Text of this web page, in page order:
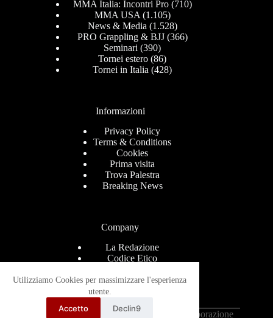
Utilizziamo Cookies per massimizzare l'esperienza
utente.
Accetto Declin9
MMA Italia: Incontri Pro(710)
MMA USA (1.105)
News & Media (1.528)
PRO Grappling & BJJ(366)
Seminari (390)
Tornei estero (86)
Tornei in Italia (428)
Informazioni
Privacy Policy
Terms & Conditions
Cookies
Prima visita
Trova Palestra
Breaking News
Company
La Redazione
Codice Etico
Help Center
Ricevi le news via mail
Copyright © 2026 - Grappling-Italia.com in collaborazione